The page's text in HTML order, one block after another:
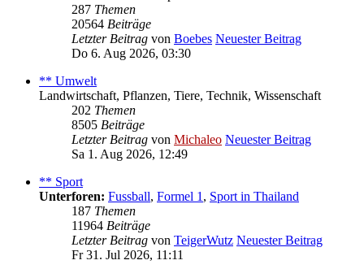
287 Themen
20564 Beiträge
Letzter Beitrag von Boebes Neuester Beitrag
Do 6. Aug 2026, 03:30
** Umwelt
Landwirtschaft, Pflanzen, Tiere, Technik, Wissenschaft
202 Themen
8505 Beiträge
Letzter Beitrag von Michaleo Neuester Beitrag
Sa 1. Aug 2026, 12:49
** Sport
Unterforen: Fussball, Formel 1 , Sport in Thailand
187 Themen
11964 Beiträge
Letzter Beitrag von TeigerWutz Neuester Beitrag
Fr 31. Jul 2026, 11:11